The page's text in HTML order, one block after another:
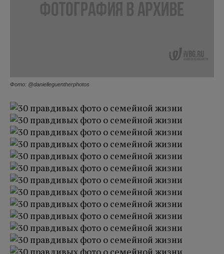
Фото: @danielleguentherphotos